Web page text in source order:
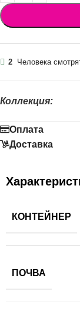
2 Человека
Коллекция:
Оплата
Доставка
КОНТЕЙНЕР
ПОЧВА